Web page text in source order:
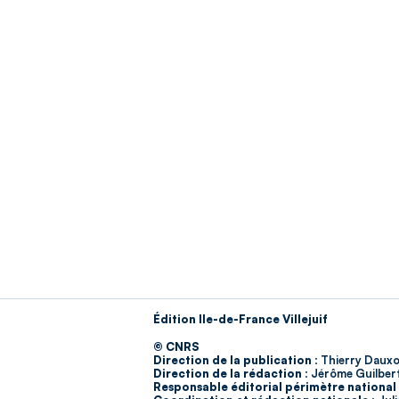
Édition Ile-de-France Villejuif
© CNRS
Direction de la publication : Thierry
Direction de la rédaction : Jérôme
Responsable éditorial périmètre national